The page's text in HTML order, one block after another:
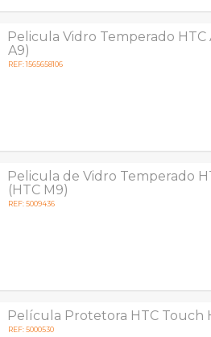
Pelicula Vidro Temperado HTC
A9)
REF: 1565658106
Pelicula de Vidro Temperado
(HTC M9)
REF: 5009436
Película Protetora HTC Touch
REF: 5000530